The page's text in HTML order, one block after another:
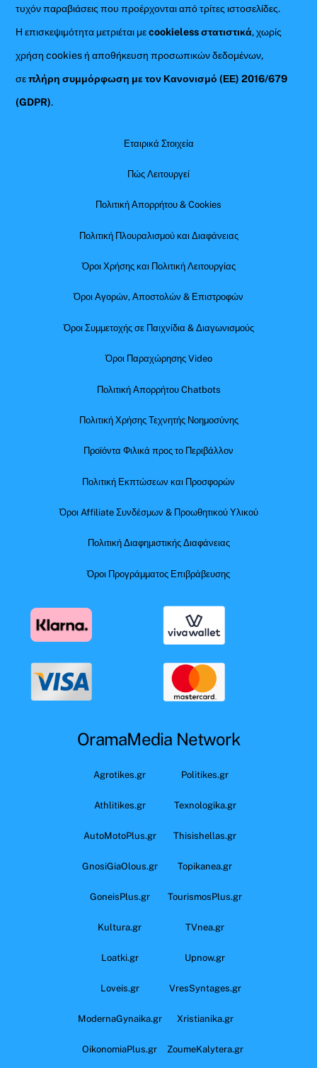
τυχόν παραβιάσεις που προέρχονται από τρίτες ιστοσελίδες.
Η επισκεψιμότητα μετριέται μεcookieless στατιστικά, χωρίς
χρήση cookies ή αποθήκευση προσωπικών δεδομένων,
σεπλήρη συμμόρφωση με τον Κανονισμό (ΕΕ) 2016/679
(GDPR).
Εταιρικά Στοιχεία
Πώς Λειτουργεί
Πολιτική Απορρήτου & Cookies
Πολιτική Πλουραλισμού και Διαφάνειας
Όροι Χρήσης και Πολιτική Λειτουργίας
Όροι Αγορών, Αποστολών & Επιστροφών
Όροι Συμμετοχής σε Παιχνίδια & Διαγωνισμούς
Όροι Παραχώρησης Video
Πολιτική Απορρήτου Chatbots
Πολιτική Χρήσης Τεχνητής Νοημοσύνης
Προϊόντα Φιλικά προς το Περιβάλλον
Πολιτική Εκπτώσεων και Προσφορών
Όροι Affiliate Συνδέσμων & Προωθητικού Υλικού
Πολιτική Διαφημιστικής Διαφάνειας
Όροι Προγράμματος Επιβράβευσης
OramaMedia Network
Agrotikes.gr Politikes.gr
Athlitikes.gr Texnologika.gr
AutoMotoPlus.gr Thisishellas.gr
GnosiGiaOlous.gr Topikanea.gr
GoneisPlus.gr TourismosPlus.gr
Kultura.gr TVnea.gr
Loatki.gr Upnow.gr
Loveis.gr VresSyntages.gr
ModernaGynaika.gr Xristianika.gr
OikonomiaPlus.gr ZoumeKalytera.gr